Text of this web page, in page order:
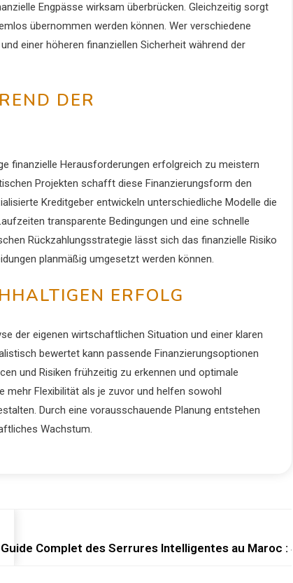
Engpässe wirksam überbrücken. Gleichzeitig sorgt
übernommen werden können. Wer verschiedene
einer höheren finanziellen Sicherheit während der
DER
finanzielle Herausforderungen erfolgreich zu meistern
Projekten schafft diese Finanzierungsform den
Kreditgeber entwickeln unterschiedliche Modelle die
transparente Bedingungen und eine schnelle
Rückzahlungsstrategie lässt sich das finanzielle Risiko
planmäßig umgesetzt werden können.
ERFOLG
der eigenen wirtschaftlichen Situation und einer klaren
bewertet kann passende Finanzierungsoptionen
und Risiken frühzeitig zu erkennen und optimale
mehr Flexibilität als je zuvor und helfen sowohl
Durch eine vorausschauende Planung entstehen
Wachstum.
Guide Complet des Serrures Intelligentes au Maroc :